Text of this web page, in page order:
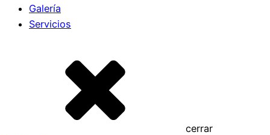
Galería
Servicios
cerrar